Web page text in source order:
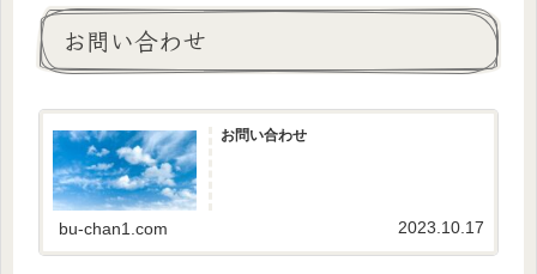
お問い合わせ
お問い合わせ
bu-chan1.com 2023.10.17